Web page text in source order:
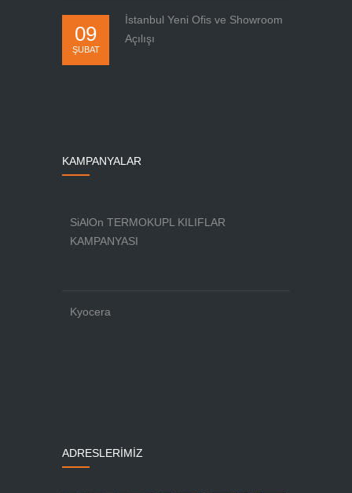
09
ŞUBAT
İstanbul Yeni Ofis ve Showroom
Açılışı
KAMPANYALAR
SiAlOn TERMOKUPL KILIFLAR
KAMPANYASI
Kyocera
ADRESLERİMİZ